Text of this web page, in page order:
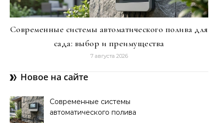
Современные системы автоматического полива для
сада: выбор и преимущества
7 августа 2026
Новое на сайте
Современные системы
автоматического полива